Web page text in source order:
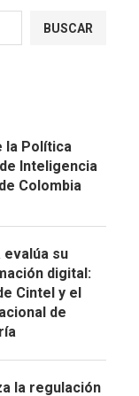
BUSCAR
la Política
Inteligencia
Colombia
evalúa su
digital:
Cintel y el
de
la regulación